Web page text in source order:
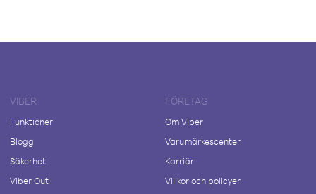
VIBER
Funktioner
Blogg
Säkerhet
Viber Out
FÖRETAG
Om Viber
Varumärkescenter
Karriär
Villkor och policyer